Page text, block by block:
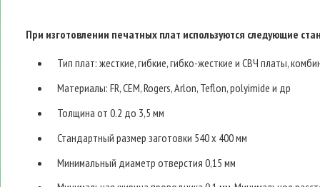
При изготовлении печатных плат используются следующие
Тип плат: жесткие, гибкие, гибко-жесткие и СВЧ платы,
Материалы: FR, CEM, Rogers, Arlon, Teflon, polyimide и др
Толщина от 0.2 до 3,5 мм
Стандартный размер заготовки 540 х 400 мм
Минимальный диаметр отверстия 0,15 мм